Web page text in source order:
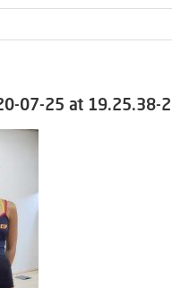
07-25 at 19.25.38-2